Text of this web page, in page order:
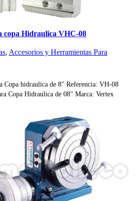
copa Hidraulica VHC-08
, Accesorios y Herramientas Para
Copa hidraulica de 8" Referencia: VH-08
Copa Hidraulica de 08" Marca: Vertex